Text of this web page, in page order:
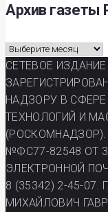
Архив газеты
Архив
газеты
РП
СЕТЕВОЕ ИЗДАНИЕ
НАДЗОРУ В
ТЕХНОЛОГИЙ И
№ФС77-82548 ОТ
ЭЛЕКТРОННОЙ
8 (35342) 2-45-
МИХАЙЛОВИЧ